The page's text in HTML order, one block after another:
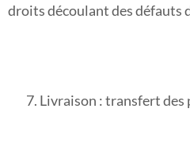
droits découlant des défauts
Livraison : transfert des